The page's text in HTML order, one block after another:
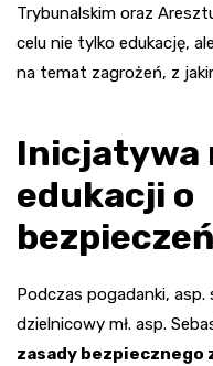
Trybunalskim oraz
celu nie tylko edukację,
na temat zagrożeń, z
Inicjatywa
edukacji o
Podczas pogadanki,
dzielnicowy mł. asp.
zasady bezpiecznego